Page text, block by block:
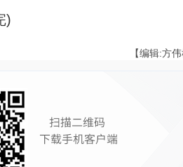
)
【编辑:方伟